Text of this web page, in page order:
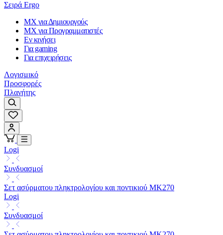
Σειρά Ergo
MX για Δημιουργούς
MX για Προγραμματιστές
Εν κινήσει
Για gaming
Για επιχειρήσεις
Λογισμικό
Προσφορές
Πλανήτης
Logi
Συνδυασμοί
Σετ ασύρματου πληκτρολογίου και ποντικιού MK270
Logi
Συνδυασμοί